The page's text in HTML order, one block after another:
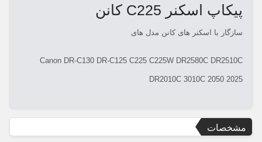
پیکاپ اسکنر C225 کانن
سازگار با اسکنر های کانن مدل های
Canon DR-C130 DR-C125 C225 C225W DR2580C DR2510C
DR2010C 3010C 2050 2025
مشخصات